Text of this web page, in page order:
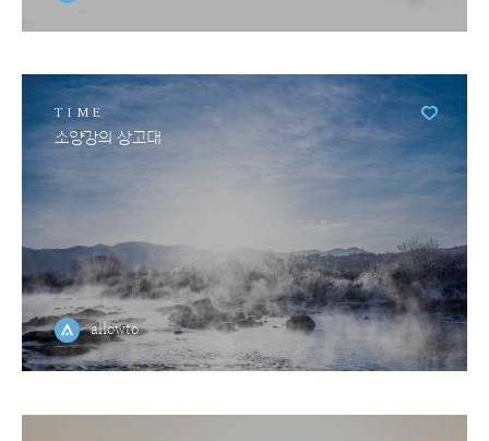
TIME
소양강의 상고대
allowto